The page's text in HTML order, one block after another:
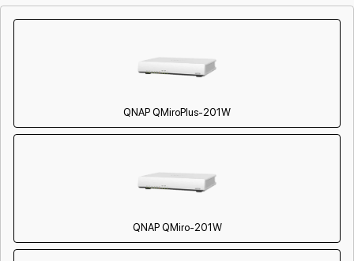
Замена антенного модуля 800 р от 60 мин
Восстановление токопроводящих
QNAP QMiroPlus-201W
QNAP QMiro-201W